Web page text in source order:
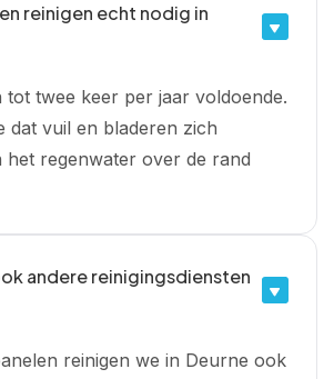
reinigen echt nodig in
tot twee keer per jaar voldoende.
dat vuil en bladeren zich
het regenwater over de rand
andere reinigingsdiensten
reinigen we in Deurne ook